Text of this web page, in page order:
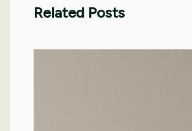
Related Posts